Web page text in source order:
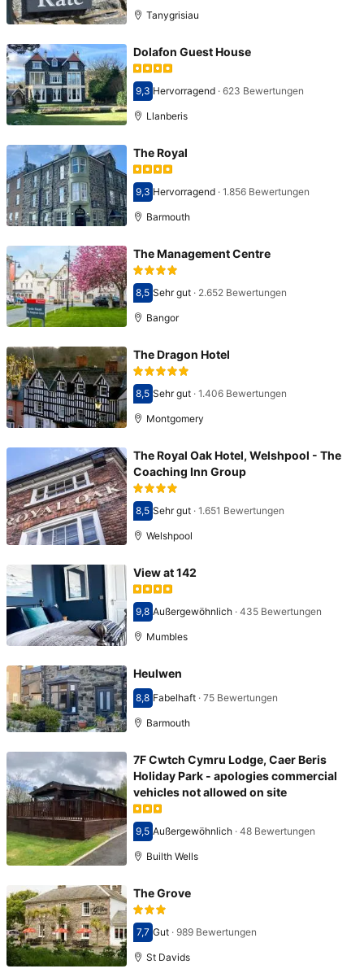
Tanygrisiau
Dolafon Guest House
Bewertet mit 9,3
9,3 Hervorragend· 623 Bewertungen
Llanberis
The Royal
Bewertet mit 9,3
9,3 Hervorragend· 1.856 Bewertungen
Barmouth
The Management Centre
Bewertet mit 8,5
8,5 Sehr gut· 2.652 Bewertungen
Bangor
The Dragon Hotel
Bewertet mit 8,5
8,5 Sehr gut· 1.406 Bewertungen
Montgomery
The Royal Oak Hotel, Welshpool - The
Coaching Inn Group
Bewertet mit 8,5
8,5 Sehr gut· 1.651 Bewertungen
Welshpool
View at 142
Bewertet mit 9,8
9,8 Außergewöhnlich· 435 Bewertungen
Mumbles
Heulwen
Bewertet mit 8,8
8,8 Fabelhaft· 75 Bewertungen
Barmouth
7F Cwtch Cymru Lodge, Caer Beris
Holiday Park - apologies commercial
vehicles not allowed on site
Bewertet mit 9,5
9,5 Außergewöhnlich· 48 Bewertungen
Builth Wells
The Grove
Bewertet mit 7,7
7,7 Gut· 989 Bewertungen
St Davids